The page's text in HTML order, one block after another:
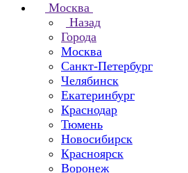
Москва
Назад
Города
Москва
Санкт-Петербург
Челябинск
Екатеринбург
Краснодар
Тюмень
Новосибирск
Красноярск
Воронеж